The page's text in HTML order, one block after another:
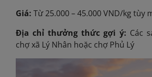
Giá: Từ 25.000 – 45.000 VND/kg tùy
Địa chỉ thưởng thức gợi ý: Các
chợ xã Lý Nhân hoặc chợ Phủ Lý